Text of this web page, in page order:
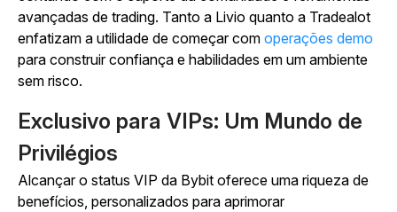
avançadas de trading. Tanto a Livio quanto a Tradealot
enfatizam a utilidade de começar com operações demo
para construir confiança e habilidades em um ambiente
sem risco.
Exclusivo para VIPs: Um Mundo de
Privilégios
Alcançar o status VIP da Bybit oferece uma riqueza de
benefícios, personalizados para aprimorar